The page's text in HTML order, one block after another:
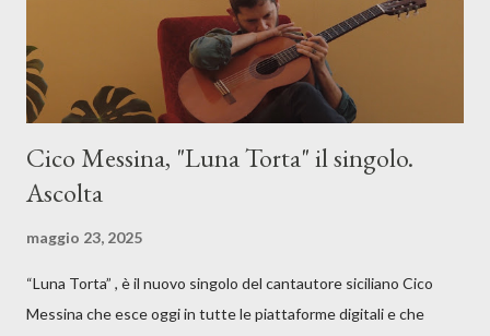
Cico Messina, "Luna Torta" il singolo.
Ascolta
maggio 23, 2025
“Luna Torta” , è il nuovo singolo del cantautore siciliano Cico
Messina che esce oggi in tutte le piattaforme digitali e che